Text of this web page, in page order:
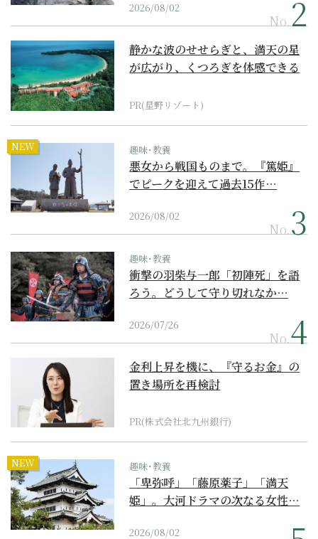
2026/08/02
No.
静かな波のせせらぎと、満天の星
が広がり、くつろぎを体感できる
PR(星野リゾート)
NEW 趣味･教養
悪女から戦国ものまで。『篤姫』
でピークを迎えて過去15作…
2026/08/02
No.
趣味･教養
衝撃の羽柴与一郎「初陣死」を語
ろう。どうして守り切れなか…
2026/07/26
No.
金利上昇を機に、『守るお金』の
置き場所を再検討
PR(株式会社北九州銀行)
NEW 趣味･教養
「卑弥呼」「藤原薬子」「満天
姫」。大河ドラマの次なる女性…
2026/08/02